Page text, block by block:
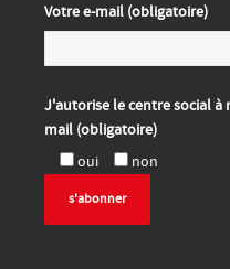
Votre e-mail (obligatoire)
J'autorise le centre social
mail (obligatoire)
oui
non